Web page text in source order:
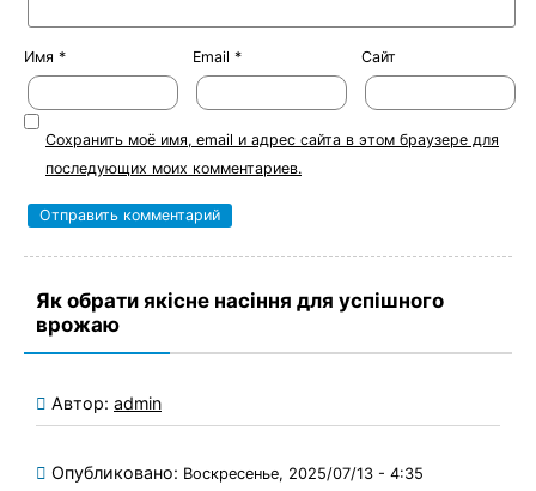
Имя * Email * Сайт
Сохранить моё имя, email и адрес сайта в этом браузере для
последующих моих комментариев.
Як обрати якісне насіння для успішного
врожаю
Автор: admin
Опубликовано: Воскресенье, 2025/07/13 - 4:35